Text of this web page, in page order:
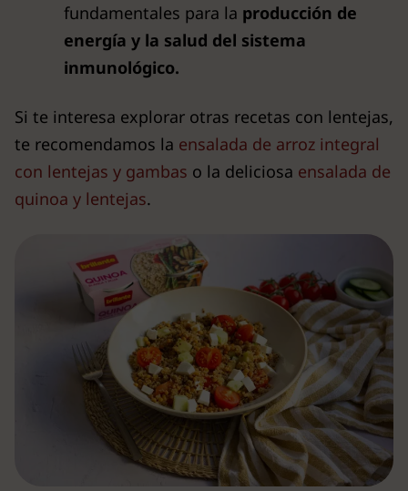
fundamentales para la producción de
energía y la salud del sistema
inmunológico.
Si te interesa explorar otras recetas con lentejas,
te recomendamos la ensalada de arroz integral
con lentejas y gambas o la deliciosa ensalada de
quinoa y lentejas.